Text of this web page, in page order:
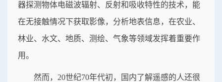
器探测物体电磁波辐射、反射和吸收特性的技术，能
在无接触情况下获取影像，分析地表信息，在农业、
林业、水文、地质、测绘、气象等领域发挥着重要作
用。
然而，20世纪70年代初，国内了解遥感的人还很